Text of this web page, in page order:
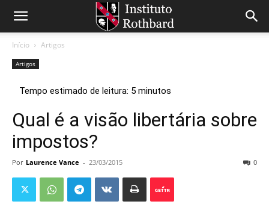
Início Artigos
Artigos
Qual é a visão libertária sobre
impostos?
Por Laurence Vance - 23/03/2015 0